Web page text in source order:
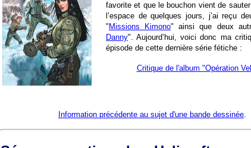
favorite et que le bouchon vient de
l’espace de quelques jours, j’ai reçu
" Missions Kimono" ainsi que deux
Danny". Aujourd’hui, voici donc ma
épisode de cette dernière série fétiche :
Critique de l'album "Opération
Information précédente au sujet d'une bande dessinée.